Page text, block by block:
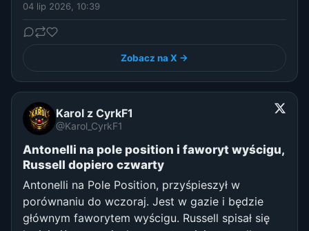
04 lip 2026, 10:39
Zobacz na X →
Karol z CyrkF1
@Karol_CyrkF1
Antonelli na pole position i faworyt wyścigu,
Russell dopiero czwarty
Antonelli na Pole Position, przyśpieszył w
porównaniu do wczoraj. Jest w gazie i będzie
głównym faworytem wyścigu. Russell spisał się